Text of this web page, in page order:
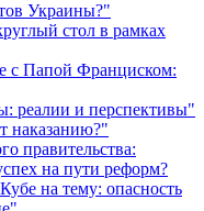
Украины?"
стол в рамках
с Папой Франциском:
реалии и перспективы"
наказанию?"
правительства:
на пути реформ?
на тему: опасность